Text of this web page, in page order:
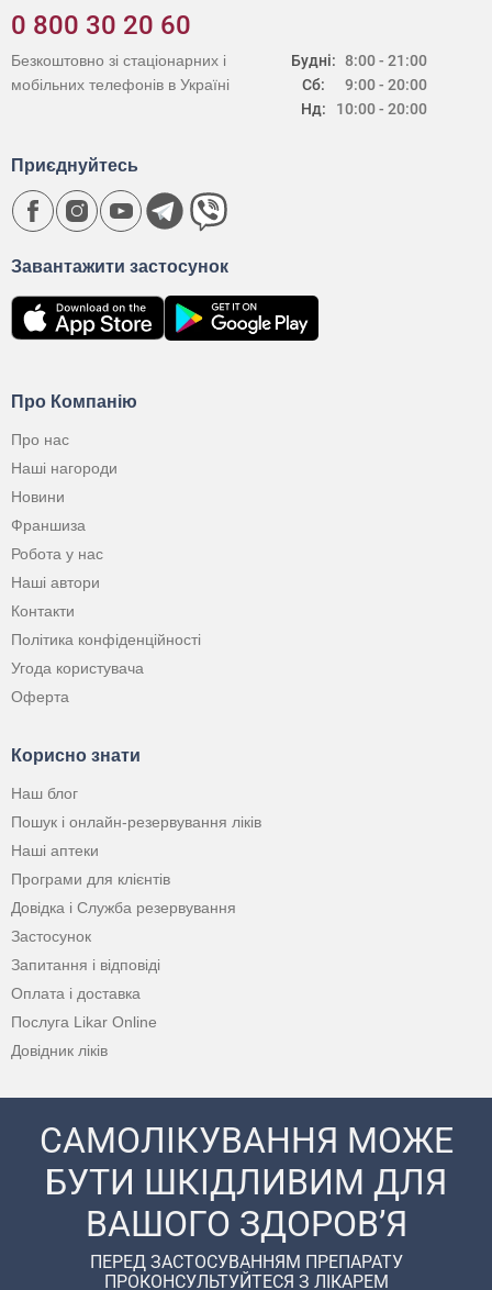
0 800 30 20 60
Будні:
Сб:
Нд:
8:00 - 21:00
9:00 - 20:00
10:00 - 20:00
Безкоштовно зі стаціонарних і
мобільних телефонів в Україні
Про Компанію
Про нас
Наші нагороди
Новини
Франшиза
Робота у нас
Наші автори
Контакти
Політика конфіденційності
Угода користувача
Оферта
Корисно знати
Наш блог
Пошук і онлайн-резервування ліків
Наші аптеки
Програми для клієнтів
Довідка і Служба резервування
Застосунок
Запитання і відповіді
Оплата і доставка
Послуга Likar Online
Довідник ліків
Завантажити застосунок
Приєднуйтесь
САМОЛІКУВАННЯ МОЖЕ
БУТИ ШКІДЛИВИМ ДЛЯ
ВАШОГО ЗДОРОВ’Я
ПЕРЕД ЗАСТОСУВАННЯМ ПРЕПАРАТУ
ПРОКОНСУЛЬТУЙТЕСЯ З ЛІКАРЕМ